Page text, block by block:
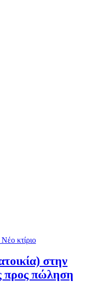
Νέο κτίριο
στην
προς πώληση